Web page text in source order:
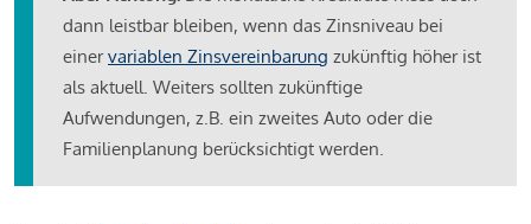
dann leistbar bleiben, wenn das Zinsniveau bei
einervariablen Zinsvereinbarung zukünftig höher ist
als aktuell. Weiters sollten zukünftige
Aufwendungen, z.B. ein zweites Auto oder die
Familienplanung berücksichtigt werden.